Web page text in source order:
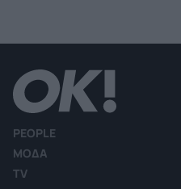
PEOPLE
ΜΟΔΑ
TV